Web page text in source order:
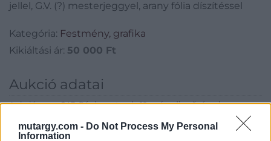
mutargy.com - Do Not Process My Personal
Information
jellel, G.V. (?) mesterjeggyel, arany fólia díszítéssel
Kategória: Festmény, grafika
Kikiáltási ár: 50 000 Ft
Aukció adatai
Aukció neve:243. Régi mesterek, 19. századi művészek
Aukció dátuma: 2019.05.28